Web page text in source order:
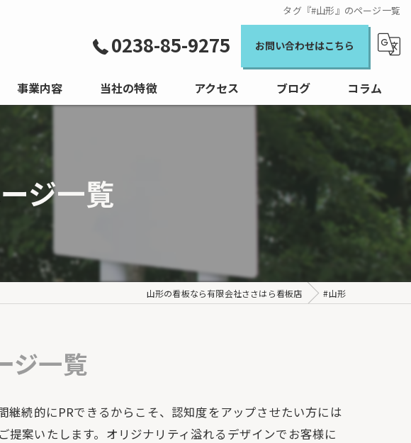
タグ『#山形』のページ一覧
0238-85-9275 お問い合わせはこちら
事業内容 当社の特徴
観光
アクセス ブログ コラム
ジ一覧
山形の看板なら有限会社ささはら看板店 #山形
ジ一覧
続的にPRできるからこそ、認知度をアップさせたい方には
案いたします。オリジナリティ溢れるデザインでお客様に